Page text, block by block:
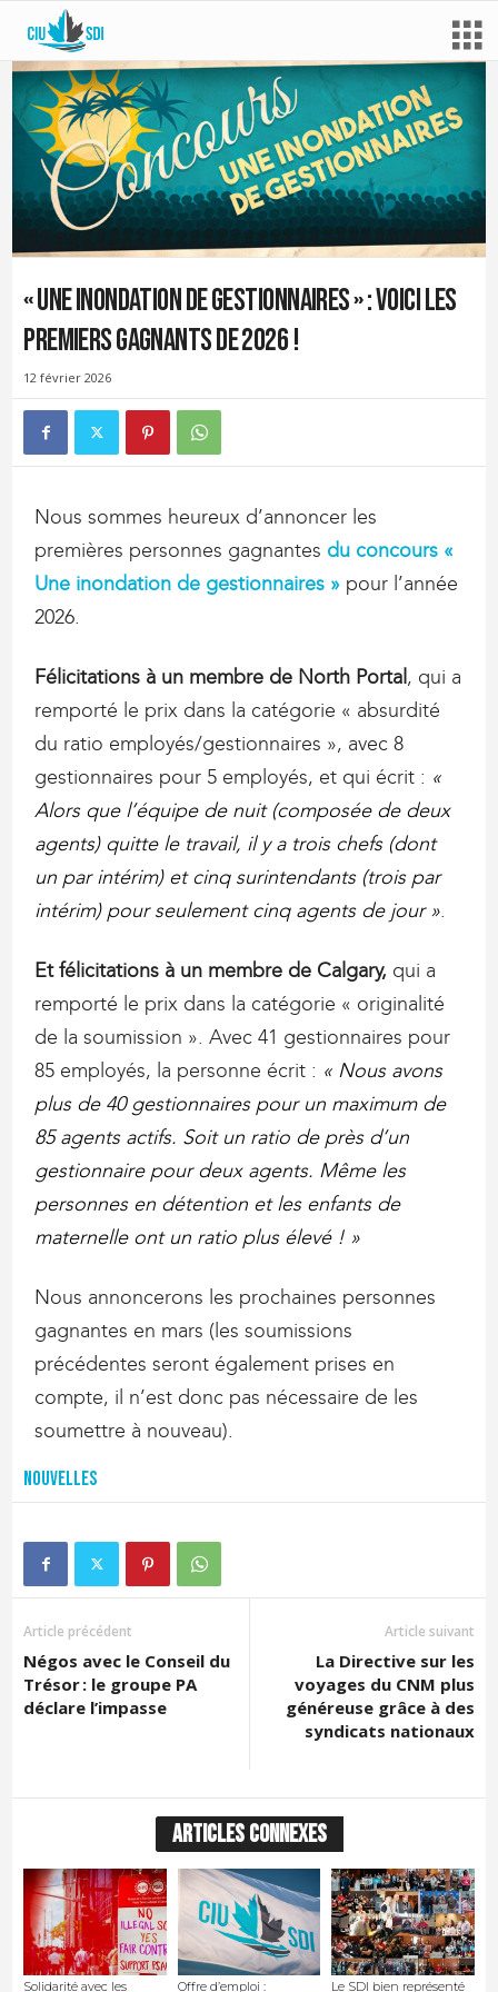
« Une inondation de gestionnaires » : voici les
premiers gagnants de 2026 !
12 février 2026
Nous sommes heureux d’annoncer les
premières personnes gagnantes du concours «
Une inondation de gestionnaires » pour l’année
2026.
Félicitations à un membre de North Portal, qui a
remporté le prix dans la catégorie « absurdité
du ratio employés/gestionnaires », avec 8
gestionnaires pour 5 employés, et qui écrit : «
Alors que l’équipe de nuit (composée de deux
agents) quitte le travail, il y a trois chefs (dont
un par intérim) et cinq surintendants (trois par
intérim) pour seulement cinq agents de jour ».
Et félicitations à un membre de Calgary, qui a
remporté le prix dans la catégorie « originalité
de la soumission ». Avec 41 gestionnaires pour
85 employés, la personne écrit : « Nous avons
plus de 40 gestionnaires pour un maximum de
85 agents actifs. Soit un ratio de près d’un
gestionnaire pour deux agents. Même les
personnes en détention et les enfants de
maternelle ont un ratio plus élevé ! »
Nous annoncerons les prochaines personnes
gagnantes en mars (les soumissions
précédentes seront également prises en
compte, il n’est donc pas nécessaire de les
soumettre à nouveau).
Nouvelles
Article précédent
Négos avec le Conseil du
Trésor : le groupe PA
déclare l’impasse
Article suivant
La Directive sur les
voyages du CNM plus
généreuse grâce à des
syndicats nationaux
ARTICLES CONNEXES
Solidarité avec les
Offre d’emploi :
Le SDI bien représenté